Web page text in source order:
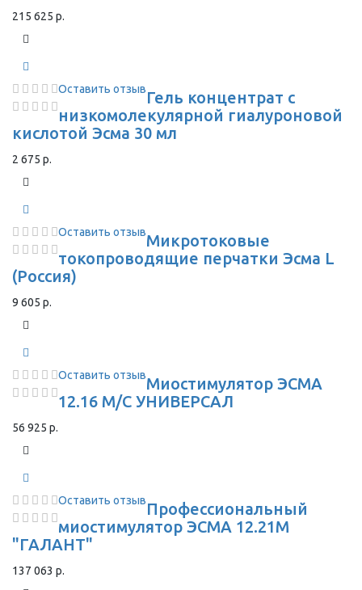
215 625 р.
Оставить отзывГель концентрат с
низкомолекулярной гиалуроновой
кислотой Эсма 30 мл
2 675 р.
Оставить отзывМикротоковые
токопроводящие перчатки Эсма L
(Россия)
9 605 р.
Оставить отзывМиостимулятор ЭСМА
12.16 М/С УНИВЕРСАЛ
56 925 р.
Оставить отзывПрофессиональный
миостимулятор ЭСМА 12.21М
"ГАЛАНТ"
137 063 р.